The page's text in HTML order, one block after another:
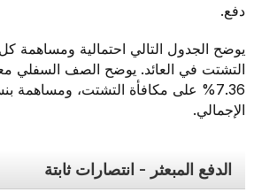
دفع.
يوضح الجدول التالي احتمالية ومساهمة
التشتت في العائد. يوضح الصف السفلي
الإجمالي.
الدفع المبعثر - انتصارات ثابتة